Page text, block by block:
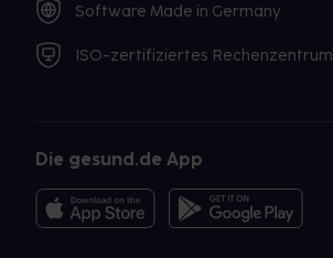
Software Made in Germany
ISO-zertifiziertes Rechenzentrum
Die gesund.de App